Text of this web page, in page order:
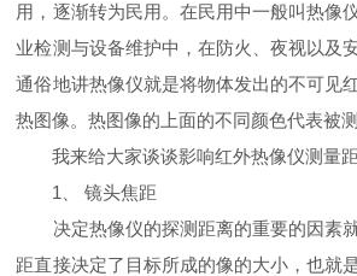
用，逐渐转为民用。在民用中一般叫热像
业检测与设备维护中，在防火、夜视以及
通俗地讲热像仪就是将物体发出的不可见
热图像。热图像的上面的不同颜色代表被
我来给大家谈谈影响红外热像仪测量
1、 镜头焦距
决定热像仪的探测距离的重要的因素
距直接决定了目标所成的像的大小，也就